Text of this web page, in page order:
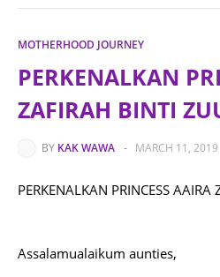
MOTHERHOOD JOURNEY
PERKENALKAN
ZAFIRAH BINTI
BY KAK WAWA - MARCH 11, 2019
PERKENALKAN PRINCESS
Assalamualaikum aunties,